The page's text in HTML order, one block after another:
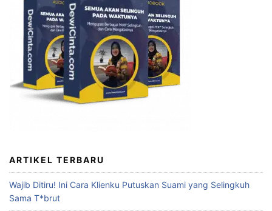
ARTIKEL TERBARU
Wajib Ditiru! Ini Cara Klienku Putuskan Suami yang Selingkuh
Sama T*brut